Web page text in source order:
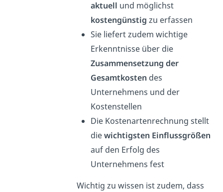
aktuell und möglichst
kostengünstig zu erfassen
Sie liefert zudem wichtige
Erkenntnisse über die
Zusammensetzung der
Gesamtkosten des
Unternehmens und der
Kostenstellen
Die Kostenartenrechnung stellt
diewichtigsten Einflussgrößen
auf den Erfolg des
Unternehmens fest
Wichtig zu wissen ist zudem, dass